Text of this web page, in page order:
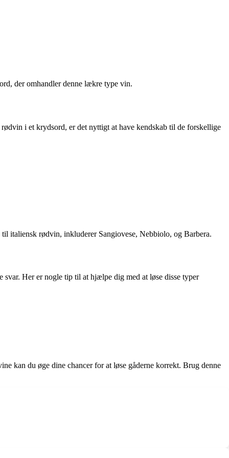
der omhandler denne lækre type vin.
i et krydsord, er det nyttigt at have kendskab til de forskellige
italiensk rødvin, inkluderer Sangiovese, Nebbiolo, og Barbera.
Her er nogle tip til at hjælpe dig med at løse disse typer
kan du øge dine chancer for at løse gåderne korrekt. Brug denne